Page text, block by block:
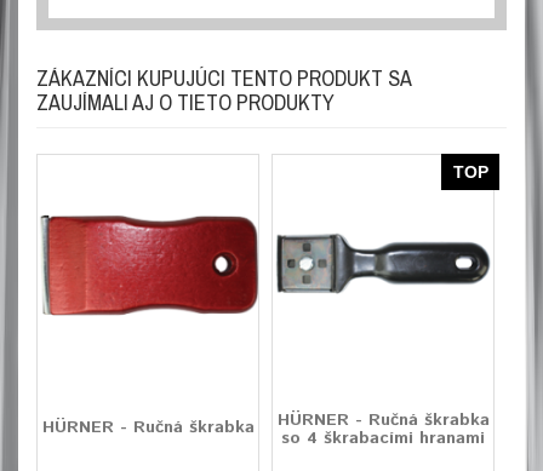
ZÁKAZNÍCI KUPUJÚCI TENTO PRODUKT SA
ZAUJÍMALI AJ O TIETO PRODUKTY
HÜRNER - Ručná škrabka
TOP
HÜRNER - Ručná škrabka
so 4 škrabacími hranami